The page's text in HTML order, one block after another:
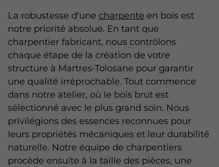
La robustesse d'une charpente en bois est
notre priorité absolue. En tant que
charpentier fabricant, nous contrôlons
chaque étape de la création de votre
structure à Martres-Tolosane pour garantir
une qualité irréprochable. Tout commence
dans notre atelier, où le bois brut est
sélectionné avec le plus grand soin. Nous
privilégions des essences reconnues pour
leurs propriétés mécaniques et leur durabilité
naturelle. Notre équipe de charpentiers
procède ensuite à la taille des pièces, une